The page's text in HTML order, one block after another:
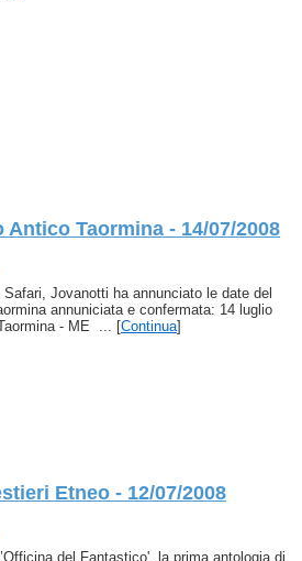
Taormina - 14/07/2008
Jovanotti ha annunciato le date del
annuniciata e confermata: 14 luglio
- ME ... [Continua]
Etneo - 12/07/2008
del Fantastico', la prima antologia di